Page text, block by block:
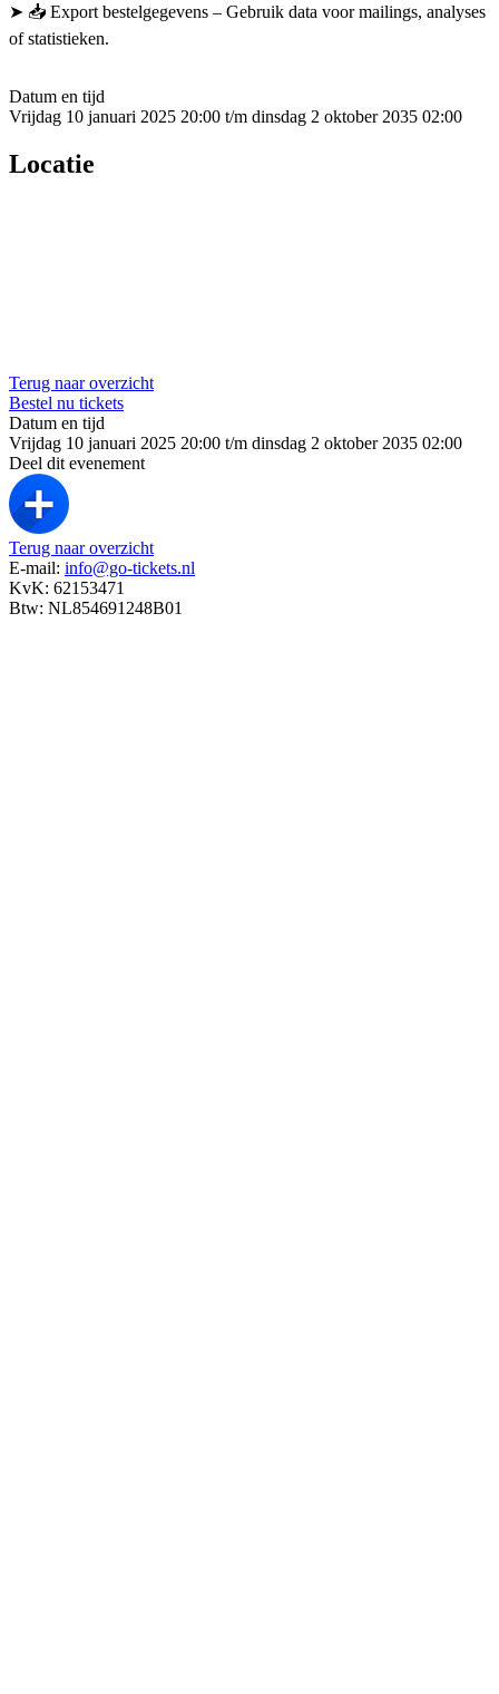
➤ 📥 Export bestelgegevens – Gebruik data voor mailings, analyses
of statistieken.
Datum en tijd
Vrijdag 10 januari 2025 20:00 t/m dinsdag 2 oktober 2035 02:00
Locatie
Terug naar overzicht
Bestel nu tickets
Datum en tijd
Vrijdag 10 januari 2025 20:00 t/m dinsdag 2 oktober 2035 02:00
Deel dit evenement
Terug naar overzicht
E-mail: info@go-tickets.nl
KvK: 62153471
Btw: NL854691248B01